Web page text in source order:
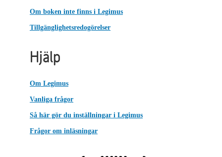
Om boken inte finns i Legimus
Tillgänglighetsredogörelser
Hjälp
Om Legimus
Vanliga frågor
Så här gör du inställningar i Legimus
Frågor om inläsningar